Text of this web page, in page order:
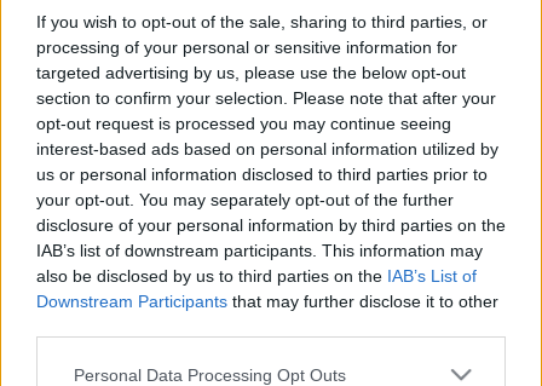
If you wish to opt-out of the sale, sharing to third parties, or
processing of your personal or sensitive information for
targeted advertising by us, please use the below opt-out
section to confirm your selection. Please note that after your
opt-out request is processed you may continue seeing
interest-based ads based on personal information utilized by
us or personal information disclosed to third parties prior to
your opt-out. You may separately opt-out of the further
disclosure of your personal information by third parties on the
IAB’s list of downstream participants. This information may
also be disclosed by us to third parties on the IAB’s List of
Downstream Participants that may further disclose it to other
Please note that this website/app uses one or more Google
Personal Data Processing Opt Outs
tovább
Bajor dubajozás: jön Jörg Widmann!